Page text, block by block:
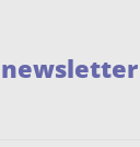
newsletter